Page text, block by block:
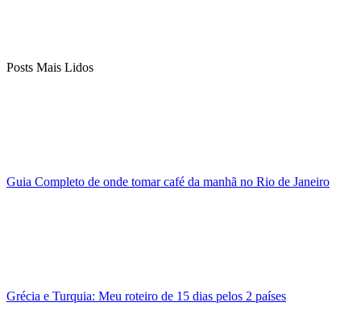
Posts Mais Lidos
Guia Completo de onde tomar café da manhã no Rio de Janeiro
Grécia e Turquia: Meu roteiro de 15 dias pelos 2 países